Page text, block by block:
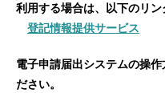
利用する場合は、以下のリン
登記情報提供サービス
電子申請届出システムの操
ださい。